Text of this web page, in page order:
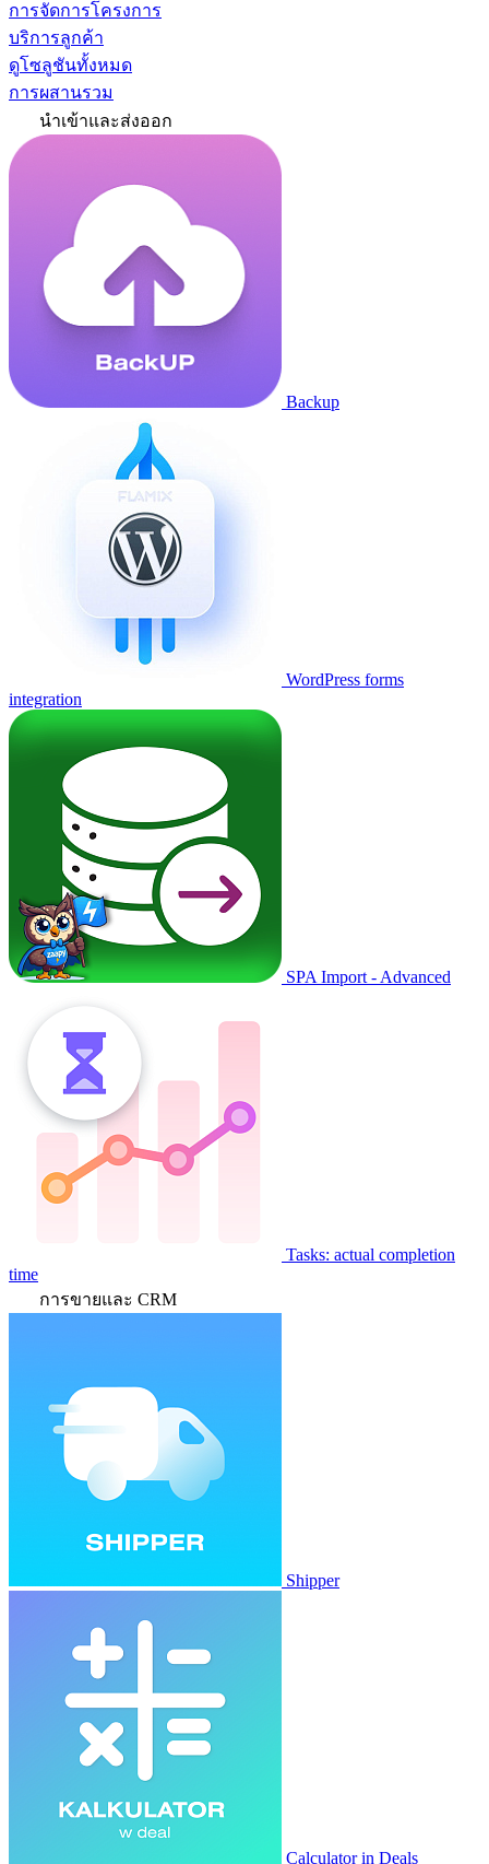
การจัดการโครงการ
บริการลูกค้า
ดูโซลูชันทั้งหมด
การผสานรวม
นำเข้าและส่งออก
Backup
WordPress forms
integration
SPA Import - Advanced
Tasks: actual completion
time
การขายและ CRM
Shipper
Calculator in Deals